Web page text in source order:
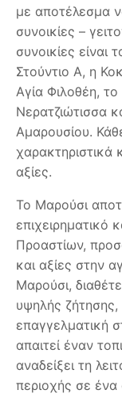
με αποτέλεσμα
συνοικίες –
συνοικίες
Στούντιο Α, η
Αγία Φιλοθέη,
Νερατζιώτισσα
Αμαρουσίου.
χαρακτηριστικά
αξίες.
Το Μαρούσι
επιχειρηματικό
Προαστίων,
και αξίες στην
Μαρούσι,
υψηλής ζήτησης,
επαγγελματική
απαιτεί έναν
αναδείξει τη
περιοχής σε ένα